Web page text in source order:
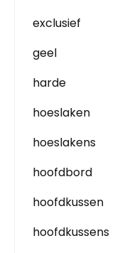
exclusief
geel
harde
hoeslaken
hoeslakens
hoofdbord
hoofdkussen
hoofdkussens